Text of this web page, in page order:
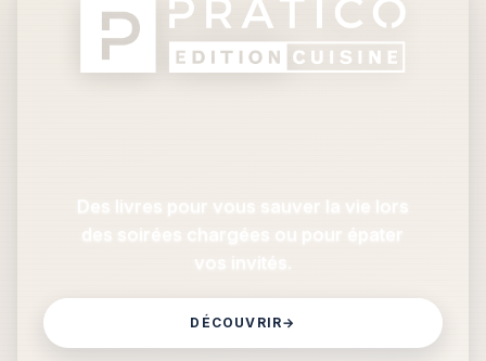
Des livres pour vous sauver la vie lors
des soirées chargées ou pour épater
vos invités.
DÉCOUVRIR→